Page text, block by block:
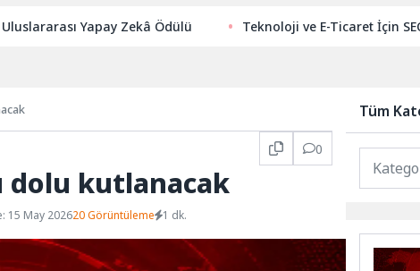
Yapay Zekâ Ödülü Teknoloji ve E-Ticaret İçin
0
dolu kutlanacak
15 May 202620 Görüntüleme 1 dk.
Tüm